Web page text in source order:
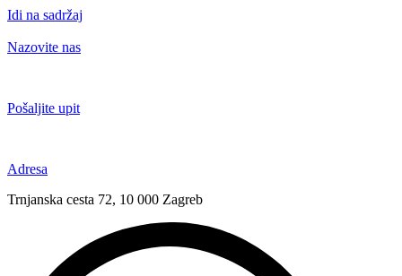
Idi na sadržaj
Nazovite nas
Pošaljite upit
Adresa
Trnjanska cesta 72, 10 000 Zagreb